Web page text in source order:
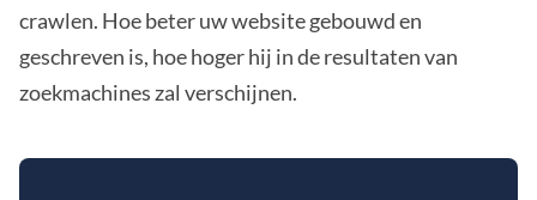
crawlen. Hoe beter uw website gebouwd en
geschreven is, hoe hoger hij in de resultaten van
zoekmachines zal verschijnen.